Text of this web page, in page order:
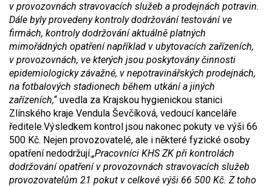
v provozovnách stravovacích služeb a prodejnách potravin.
Dále byly provedeny kontroly dodržování testování ve
firmách, kontroly dodržování aktuálně platných
mimořádných opatření například v ubytovacích zařízeních,
v provozovnách, ve kterých jsou poskytovány činnosti
epidemiologicky závažné, v nepotravinářských prodejnách,
na fotbalových stadionech během utkání a jiných
zařízeních,“ uvedla za Krajskou hygienickou stanici
Zlínského kraje Vendula Ševčíková, vedoucí kanceláře
ředitele.Výsledkem kontrol jsou nakonec pokuty ve výši 66
500 Kč. Nejen provozovatelé, ale i některé fyzické osoby
opatření nedodržují.„Pracovníci KHS ZK při kontrolách
dodržování opatření v provozovnách stravovacích služeb
provozovatelům 21 pokut v celkové výši 66 500 Kč. Z toho